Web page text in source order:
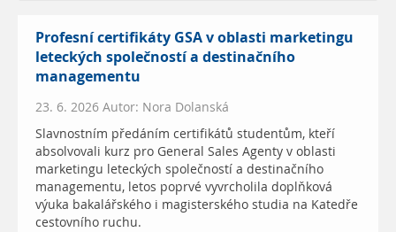
Profesní certifikáty GSA v oblasti marketingu
leteckých společností a destinačního
managementu
23. 6. 2026 Autor: Nora Dolanská
Slavnostním předáním certifikátů studentům, kteří
absolvovali kurz pro General Sales Agenty v oblasti
marketingu leteckých společností a destinačního
managementu, letos poprvé vyvrcholila doplňková
výuka bakalářského i magisterského studia na Katedře
cestovního ruchu.